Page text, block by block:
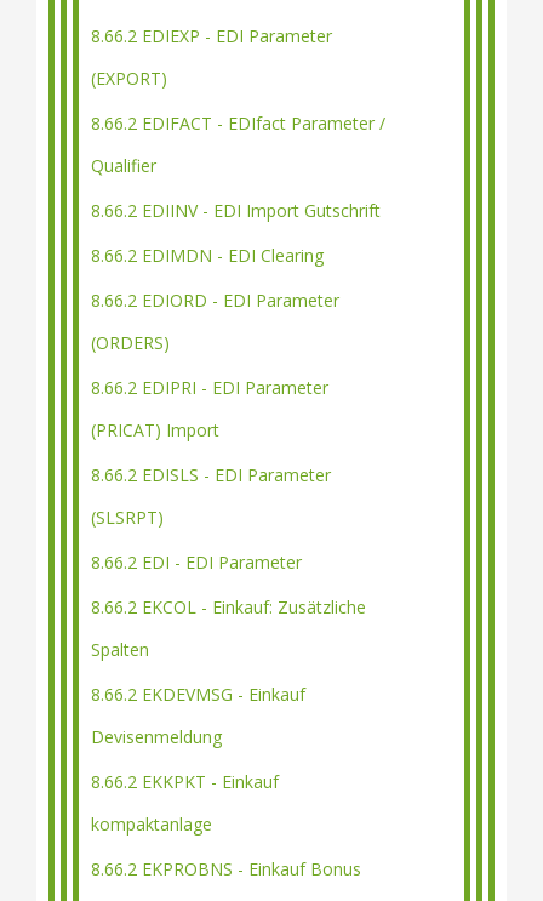
8.66.2 EDIEXP - EDI Parameter
(EXPORT)
8.66.2 EDIFACT - EDIfact Parameter /
Qualifier
8.66.2 EDIINV - EDI Import Gutschrift
8.66.2 EDIMDN - EDI Clearing
8.66.2 EDIORD - EDI Parameter
(ORDERS)
8.66.2 EDIPRI - EDI Parameter
(PRICAT) Import
8.66.2 EDISLS - EDI Parameter
(SLSRPT)
8.66.2 EDI - EDI Parameter
8.66.2 EKCOL - Einkauf: Zusätzliche
Spalten
8.66.2 EKDEVMSG - Einkauf
Devisenmeldung
8.66.2 EKKPKT - Einkauf
kompaktanlage
8.66.2 EKPROBNS - Einkauf Bonus